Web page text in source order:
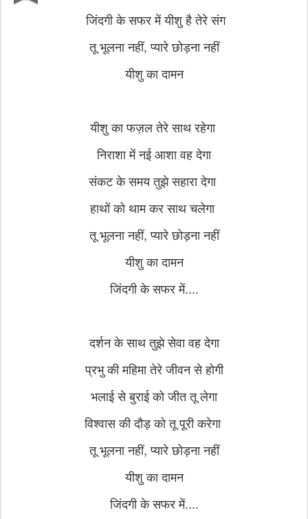
जिंदगी के सफर में यीशु है तेरे संग
तू भूलना नहीं, प्यारे छोड़ना नहीं
यीशु का दामन
यीशु का फज़ल तेरे साथ रहेगा
निराशा में नई आशा वह देगा
संकट के समय तुझे सहारा देगा
हाथों को थाम कर साथ चलेगा
तू भूलना नहीं, प्यारे छोड़ना नहीं
यीशु का दामन
जिंदगी के सफर में....
दर्शन के साथ तुझे सेवा वह देगा
प्रभु की महिमा तेरे जीवन से होगी
भलाई से बुराई को जीत तू लेगा
विश्वास की दौड़ को तू पूरी करेगा
तू भूलना नहीं, प्यारे छोड़ना नहीं
यीशु का दामन
जिंदगी के सफर में....